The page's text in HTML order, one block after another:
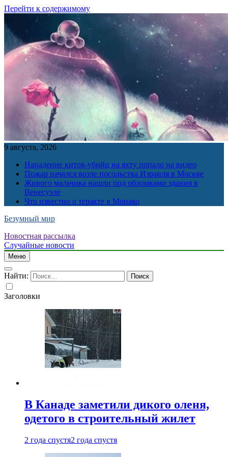
Перейти к содержимому
9 августа, 2026
Нападение китов-убийц на яхту попало на видео
Пожар начался возле посольства Израиля в Москве
Живого мальчика нашли под обломками здания в
Венесуэле
Что известно о теракте в Монако
Безумный мир
Новостная рассылка
Случайные новости
Меню
Найти:
Заголовки
В Канаде заметили дикого оленя,
одетого в строительный жилет
2 года спустя2 года спустя